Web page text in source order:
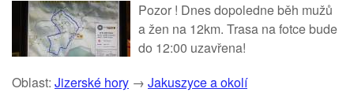
Pozor ! Dnes dopoledne běh mužů
a žen na 12km. Trasa na fotce bude
do 12:00 uzavřena!
Oblast: Jizerské hory → Jakuszyce a okolí